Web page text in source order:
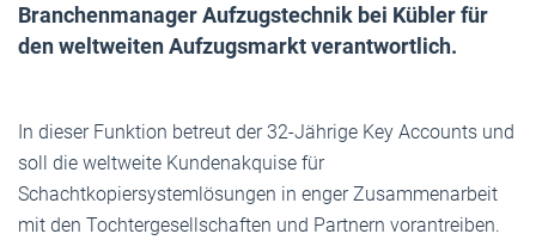
Branchenmanager Aufzugstechnik bei Kübler für
den weltweiten Aufzugsmarkt verantwortlich.
In dieser Funktion betreut der 32-Jährige Key Accounts und
soll die weltweite Kundenakquise für
Schachtkopiersystemlösungen in enger Zusammenarbeit
mit den Tochtergesellschaften und Partnern vorantreiben.